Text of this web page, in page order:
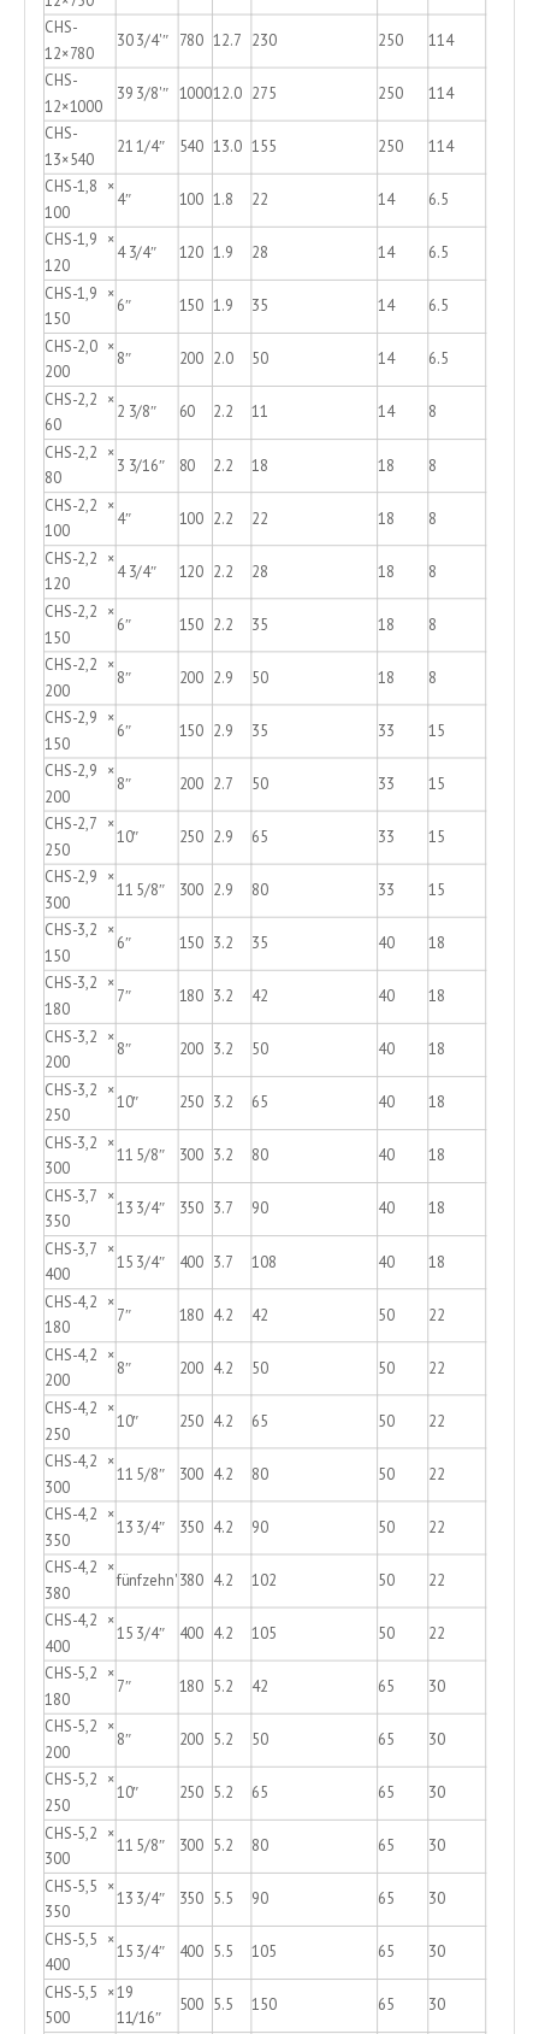
CHS-
12×780
30 3/4'″ 780 12.7 230 250 114
CHS-
12×1000
39 3/8'″ 100012.0 275 250 114
CHS-
13×540
21 1/4″ 540 13.0 155 250 114
CHS-1,8 ×
100
4″ 100 1.8 22 14 6.5
CHS-1,9 ×
120
4 3/4″ 120 1.9 28 14 6.5
CHS-1,9 ×
150
6″ 150 1.9 35 14 6.5
CHS-2,0 ×
200
8″ 200 2.0 50 14 6.5
CHS-2,2 ×
60
2 3/8″ 60 2.2 11 14 8
CHS-2,2 ×
80
3 3/16″ 80 2.2 18 18 8
CHS-2,2 ×
100
4″ 100 2.2 22 18 8
CHS-2,2 ×
120
4 3/4″ 120 2.2 28 18 8
CHS-2,2 ×
150
6″ 150 2.2 35 18 8
CHS-2,2 ×
200
8″ 200 2.9 50 18 8
CHS-2,9 ×
150
6″ 150 2.9 35 33 15
CHS-2,9 ×
200
8″ 200 2.7 50 33 15
CHS-2,7 ×
250
10″ 250 2.9 65 33 15
CHS-2,9 ×
300
11 5/8″ 300 2.9 80 33
15
CHS-3,2 ×
150
6″ 150 3.2 35 40
18
CHS-3,2 ×
180
7″ 180 3.2 42 40
18
CHS-3,2 ×
200
8″ 200 3.2 50 40 18
CHS-3,2 ×
250
10″ 250 3.2 65 40 18
CHS-3,2 ×
300
11 5/8″ 300 3.2 80 40 18
CHS-3,7 ×
350
13 3/4″ 350 3.7 90 40 18
CHS-3,7 ×
400
15 3/4″ 400 3.7 108 40 18
CHS-4,2 ×
180
7″ 180 4.2 42 50 22
CHS-4,2 ×
200
8″ 200 4.2 50 50 22
CHS-4,2 ×
250
10″ 250 4.2 65 50 22
CHS-4,2 ×
300
11 5/8″ 300 4.2 80 50 22
CHS-4,2 ×
350
13 3/4″ 350 4.2 90 50 22
CHS-4,2 ×
380
fünfzehn'380 4.2 102 50 22
CHS-4,2 ×
400
15 3/4″ 400 4.2 105 50 22
CHS-5,2 ×
180
7″ 180 5.2 42 65 30
CHS-5,2 ×
200
8″ 200 5.2 50 65 30
CHS-5,2 ×
250
10″ 250 5.2 65 65
30
CHS-5,2 ×
300
11 5/8″ 300 5.2 80 65
30
CHS-5,5 ×
350
13 3/4″ 350 5.5 90 65
30
CHS-5,5 ×
400
15 3/4″ 400 5.5 105 65
30
CHS-5,5 ×
500
19
11/16″
500 5.5 150 65
30